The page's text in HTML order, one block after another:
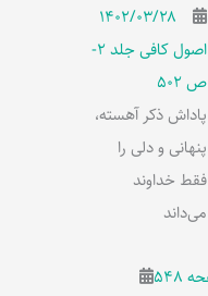
۱۴۰۲/۰۳/۲۸
اصول کافی جلد 2-
ص 502
پاداش ذکر آهسته،
پنهانی و دلی را
فقط خداوند
می‌داند